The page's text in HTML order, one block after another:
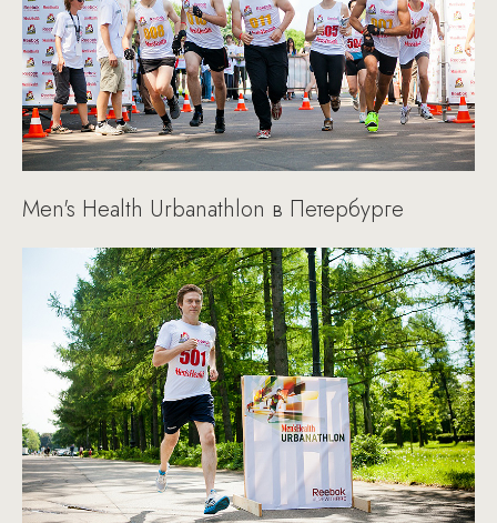
Men's Health Urbanathlon в Петербурге